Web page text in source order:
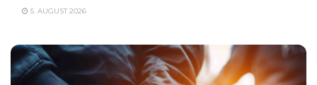
5. AUGUST 2026